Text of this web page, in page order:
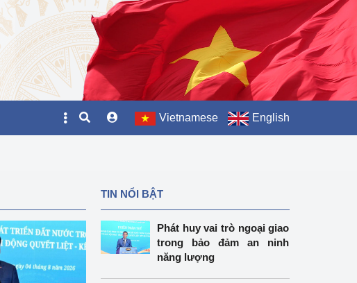
Vietnamese English
TIN NỔI BẬT
Phát huy vai trò ngoại giao
trong bảo đảm an ninh
năng lượng